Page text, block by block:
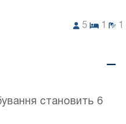
5 1 1
становить 6